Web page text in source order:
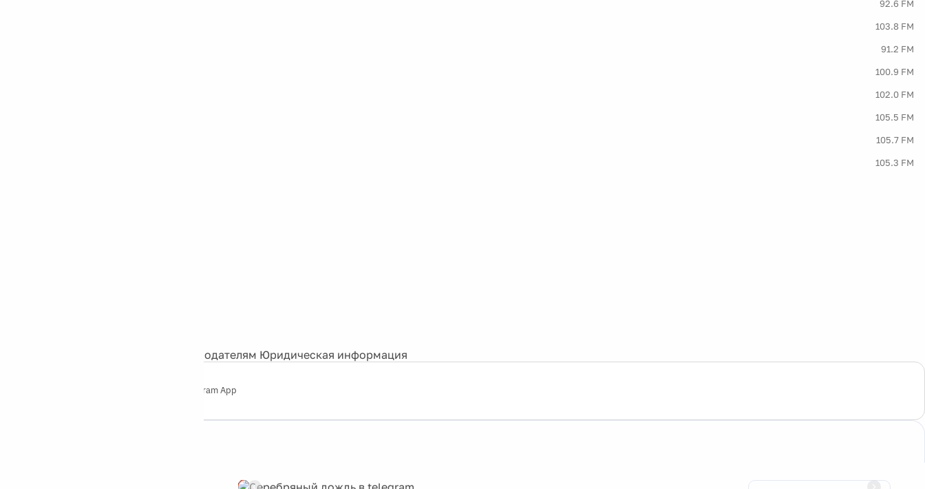
92.6 FM
103.8 FM
91.2 FM
100.9 FM
102.0 FM
105.5 FM
105.7 FM
105.3 FM
Рекламодателям Юридическая информация
Telegram App